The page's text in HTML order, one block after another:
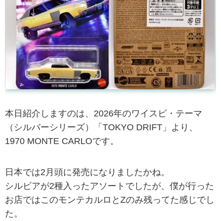
本日紹介しますのは、2026年のワイスピ・テーマ
（シルバーシリーズ）「TOKYO DRIFT」より、
1970 MONTE CARLOです。
日本では2月頭に発売になりましたかね。
シルビアが2種入ったアソートでしたが、僕が行った
お店ではこのモンテカルロとZのみ残ってた感じでし
た。